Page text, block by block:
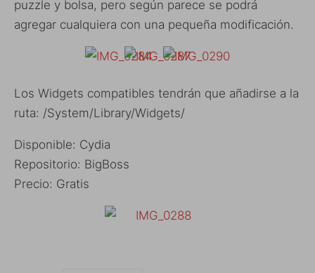
puzzle y bolsa, pero según parece se podrá
agregar cualquiera con una pequeña modificación.
Los Widgets compatibles tendrán que añadirse a la
ruta: /System/Library/Widgets/
Disponible: Cydia
Repositorio: BigBoss
Precio: Gratis